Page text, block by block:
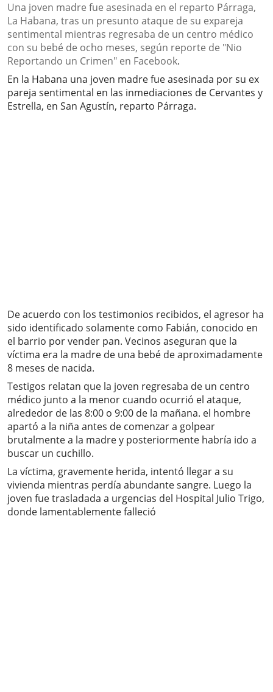
Una joven madre fue asesinada en el reparto Párraga,
La Habana, tras un presunto ataque de su expareja
sentimental mientras regresaba de un centro médico
con su bebé de ocho meses, según reporte de "Nio
Reportando un Crimen" en Facebook.
En la Habana una joven madre fue asesinada por su ex
pareja sentimental en las inmediaciones de Cervantes y
Estrella, en San Agustín, reparto Párraga.
De acuerdo con los testimonios recibidos, el agresor ha
sido identificado solamente como Fabián, conocido en
el barrio por vender pan. Vecinos aseguran que la
víctima era la madre de una bebé de aproximadamente
8 meses de nacida.
Testigos relatan que la joven regresaba de un centro
médico junto a la menor cuando ocurrió el ataque,
alrededor de las 8:00 o 9:00 de la mañana. el hombre
apartó a la niña antes de comenzar a golpear
brutalmente a la madre y posteriormente habría ido a
buscar un cuchillo.
La víctima, gravemente herida, intentó llegar a su
vivienda mientras perdía abundante sangre. Luego la
joven fue trasladada a urgencias del Hospital Julio Trigo,
donde lamentablemente falleció